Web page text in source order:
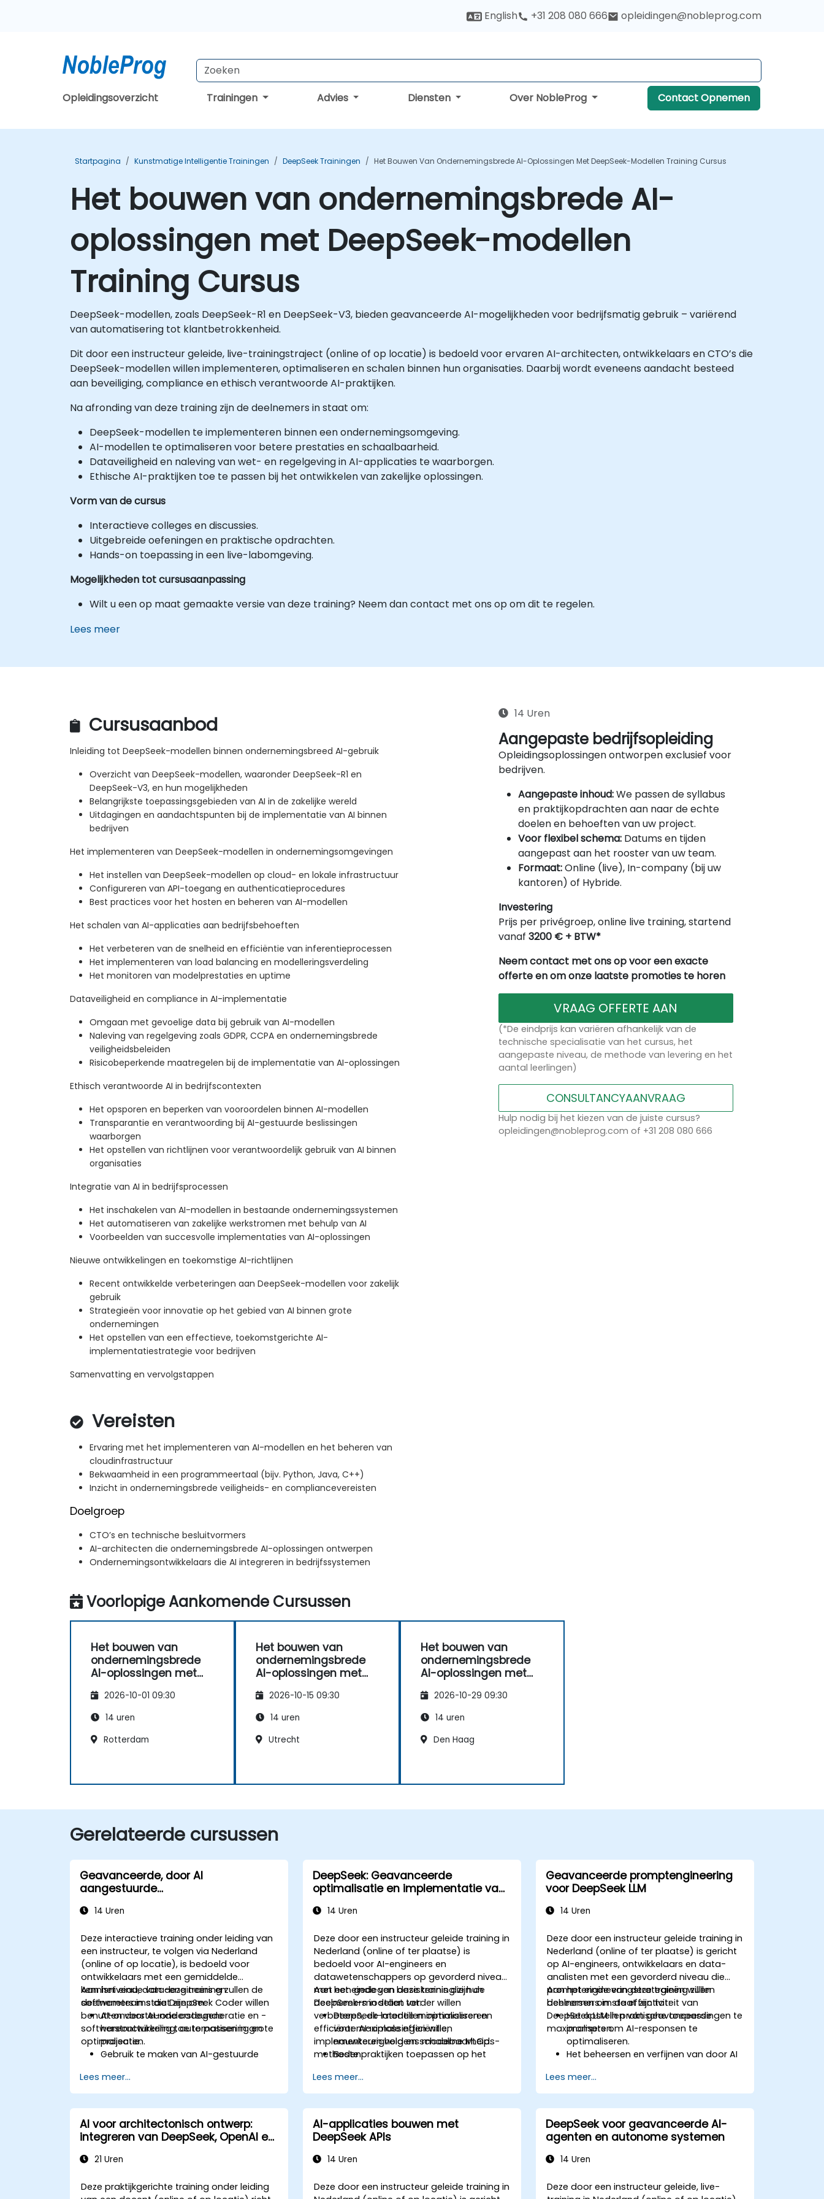
English +31 208 080 666 opleidingen@nobleprog.com
Opleidingsoverzicht Trainingen Advies Diensten Over NobleProg Contact Opnemen
Startpagina Kunstmatige Intelligentie Trainingen DeepSeek Trainingen Het Bouwen Van Ondernemingsbrede AI-Oplossingen Met DeepSeek-Modellen Training Cursus
Het bouwen van ondernemingsbrede AI-
oplossingen met DeepSeek-modellen
Training Cursus
DeepSeek-modellen, zoals DeepSeek-R1 en DeepSeek-V3, bieden geavanceerde AI-mogelijkheden voor bedrijfsmatig gebruik – variërend
van automatisering tot klantbetrokkenheid.
Dit door een instructeur geleide, live-trainingstraject (online of op locatie) is bedoeld voor ervaren AI-architecten, ontwikkelaars en CTO’s die
DeepSeek-modellen willen implementeren, optimaliseren en schalen binnen hun organisaties. Daarbij wordt eveneens aandacht besteed
aan beveiliging, compliance en ethisch verantwoorde AI-praktijken.
Na afronding van deze training zijn de deelnemers in staat om:
DeepSeek-modellen te implementeren binnen een ondernemingsomgeving.
AI-modellen te optimaliseren voor betere prestaties en schaalbaarheid.
Dataveiligheid en naleving van wet- en regelgeving in AI-applicaties te waarborgen.
Ethische AI-praktijken toe te passen bij het ontwikkelen van zakelijke oplossingen.
Vorm van de cursus
Interactieve colleges en discussies.
Uitgebreide oefeningen en praktische opdrachten.
Hands-on toepassing in een live-labomgeving.
Mogelijkheden tot cursusaanpassing
Wilt u een op maat gemaakte versie van deze training? Neem dan contact met ons op om dit te regelen.
Lees meer
Cursusaanbod
Inleiding tot DeepSeek-modellen binnen ondernemingsbreed AI-gebruik
Overzicht van DeepSeek-modellen, waaronder DeepSeek-R1 en
DeepSeek-V3, en hun mogelijkheden
Belangrijkste toepassingsgebieden van AI in de zakelijke wereld
Uitdagingen en aandachtspunten bij de implementatie van AI binnen
bedrijven
Het implementeren van DeepSeek-modellen in ondernemingsomgevingen
Het instellen van DeepSeek-modellen op cloud- en lokale infrastructuur
Configureren van API-toegang en authenticatieprocedures
Best practices voor het hosten en beheren van AI-modellen
Het schalen van AI-applicaties aan bedrijfsbehoeften
Het verbeteren van de snelheid en efficiëntie van inferentieprocessen
Het implementeren van load balancing en modelleringsverdeling
Het monitoren van modelprestaties en uptime
Dataveiligheid en compliance in AI-implementatie
Omgaan met gevoelige data bij gebruik van AI-modellen
Naleving van regelgeving zoals GDPR, CCPA en ondernemingsbrede
veiligheidsbeleiden
Risicobeperkende maatregelen bij de implementatie van AI-oplossingen
Ethisch verantwoorde AI in bedrijfscontexten
Het opsporen en beperken van vooroordelen binnen AI-modellen
Transparantie en verantwoording bij AI-gestuurde beslissingen
waarborgen
Het opstellen van richtlijnen voor verantwoordelijk gebruik van AI binnen
organisaties
Integratie van AI in bedrijfsprocessen
Het inschakelen van AI-modellen in bestaande ondernemingssystemen
Het automatiseren van zakelijke werkstromen met behulp van AI
Voorbeelden van succesvolle implementaties van AI-oplossingen
Nieuwe ontwikkelingen en toekomstige AI-richtlijnen
Recent ontwikkelde verbeteringen aan DeepSeek-modellen voor zakelijk
gebruik
Strategieën voor innovatie op het gebied van AI binnen grote
ondernemingen
Het opstellen van een effectieve, toekomstgerichte AI-
implementatiestrategie voor bedrijven
Samenvatting en vervolgstappen
Vereisten
Ervaring met het implementeren van AI-modellen en het beheren van
cloudinfrastructuur
Bekwaamheid in een programmeertaal (bijv. Python, Java, C++)
Inzicht in ondernemingsbrede veiligheids- en compliancevereisten
Doelgroep
CTO’s en technische besluitvormers
AI-architecten die ondernemingsbrede AI-oplossingen ontwerpen
Ondernemingsontwikkelaars die AI integreren in bedrijfssystemen
14 Uren
Aangepaste bedrijfsopleiding
Opleidingsoplossingen ontworpen exclusief voor
bedrijven.
Aangepaste inhoud:We passen de syllabus
en praktijkopdrachten aan naar de echte
doelen en behoeften van uw project.
Voor flexibel schema:Datums en tijden
aangepast aan het rooster van uw team.
Formaat:Online (live), In-company (bij uw
kantoren) of Hybride.
Investering
Prijs per privégroep, online live training, startend
vanaf 3200 € + BTW*
Neem contact met ons op voor een exacte
offerte en om onze laatste promoties te horen
VRAAG OFFERTE AAN
(*De eindprijs kan variëren afhankelijk van de
technische specialisatie van het cursus, het
aangepaste niveau, de methode van levering en het
aantal leerlingen)
CONSULTANCYAANVRAAG
Hulp nodig bij het kiezen van de juiste cursus?
opleidingen@nobleprog.com of +31 208 080 666
Voorlopige Aankomende Cursussen
Het bouwen van
ondernemingsbrede
AI-oplossingen met
2026-10-01 09:30
14 uren
Rotterdam
Het bouwen van
ondernemingsbrede
AI-oplossingen met
2026-10-15 09:30
14 uren
Utrecht
Het bouwen van
ondernemingsbrede
AI-oplossingen met
2026-10-29 09:30
14 uren
Den Haag
Gerelateerde cursussen
Geavanceerde, door AI
aangestuurde
DeepSeek Coder
14 Uren
Deze interactieve training onder leiding van
een instructeur, te volgen via Nederland
(online of op locatie), is bedoeld voor
ontwikkelaars met een gemiddelde
kennisniveau, data-engineers en
softwareteams die DeepSeek Coder willen
benutten voor AI-ondersteunde
softwareontwikkeling, automatisering en
optimalisatie.
Aan het einde van deze training zullen de
deelnemers in staat zijn om:
AI-ondersteunde codegeneratie en -
herstructurering toe te passen in grote
projecten.
Gebruik te maken van AI-gestuurde
van software te vergroten.
DeepSeek Coder te integreren in
DevOps- en CI/CD-pipelines.
Kunstmatige intelligentie in te zetten
voor intelligente automatisering binnen
softwareontwikkelingsprocessen.
Lees meer...
DeepSeek: Geavanceerde
optimalisatie en implementatie van
14 Uren
Deze door een instructeur geleide training in
Nederland (online of ter plaatse) is
bedoeld voor AI-engineers en
datawetenschappers op gevorderd niveau
met een gedegen basiskennis die hun
DeepSeek-modellen verder willen
verbeteren, de latentie minimaliseren en
efficiënte AI-oplossingen willen
implementeren volgens moderne MLOps-
methoden.
Aan het einde van deze training zijn de
deelnemers in staat tot:
DeepSeek-modellen optimaliseren
voor maximale efficiëntie,
nauwkeurigheid en schaalbaarheid.
Beste praktijken toepassen op het
modellen.
DeepSeek-modellen implementeren
zowel in cloud- als lokale infrastructuur.
AI-oplossingen effectief monitoren,
onderhouden en schalen.
Lees meer...
Geavanceerde promptengineering
voor DeepSeek LLM
14 Uren
Deze door een instructeur geleide training in
Nederland (online of ter plaatse) is gericht
op AI-engineers, ontwikkelaars en data-
analisten met een gevorderd niveau die
promptengineeringstrategieën willen
beheersen om de effectiviteit van
DeepSeek LLM in praktische toepassingen te
maximaliseren.
Aan het einde van deze training zullen
deelnemers in staat zijn tot:
Het opstellen van geavanceerde
prompts om AI-responsen te
optimaliseren.
Het beheersen en verfijnen van door AI
nauwkeurigheid en consistentie.
Het toepassen van technieken zoals
promptkettinging en contextbeheer.
Het minimaliseren van vooroordelen en
het bevorderen van ethisch
verantwoord gebruik van AI binnen
promptengineering.
Lees meer...
AI voor architectonisch ontwerp:
integreren van DeepSeek, OpenAI en
21 Uren
Deze praktijkgerichte training onder leiding
AI-applicaties bouwen met
DeepSeek APIs
14 Uren
Deze door een instructeur geleide training in
DeepSeek voor geavanceerde AI-
agenten en autonome systemen
14 Uren
Deze door een instructeur geleide, live-